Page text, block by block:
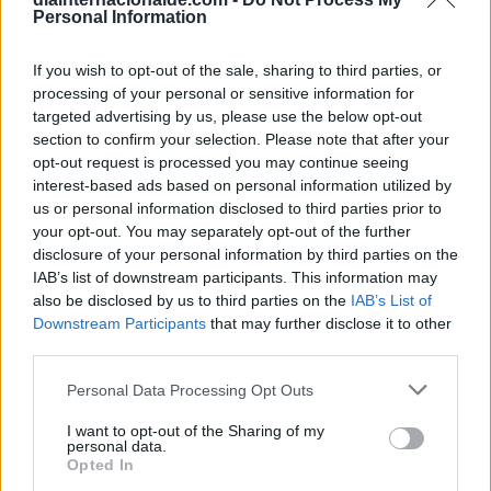
Personal Information
If you wish to opt-out of the sale, sharing to third parties, or
processing of your personal or sensitive information for
targeted advertising by us, please use the below opt-out
section to confirm your selection. Please note that after your
opt-out request is processed you may continue seeing
interest-based ads based on personal information utilized by
us or personal information disclosed to third parties prior to
your opt-out. You may separately opt-out of the further
disclosure of your personal information by third parties on the
IAB’s list of downstream participants. This information may
also be disclosed by us to third parties on the IAB’s List of
Downstream Participants that may further disclose it to other
Personal Data Processing Opt Outs
I want to opt-out of the Sharing of my
personal data.
Opted In
cultural. Con el tiempo, esta serie es reconocida
cautivando audiencias tanto a nivel nacional
como internacional.
25 de octubre de 1997:
El futbolista argentino Diego Armando
Maradona juega su último partido, en el que
clásico que enfrentó a su equipo, Boca Juniors,
contra River Plate.
25 de octubre de 1994:
En Tegucigalpa, Honduras, se ratifica la
Declaración de Tegucigalpa, un acuerdo
firmado por varios Gobiernos centroamericanos
que promueve la paz y el desarrollo en la región.
Este compromiso conjunto busca fortalecer la